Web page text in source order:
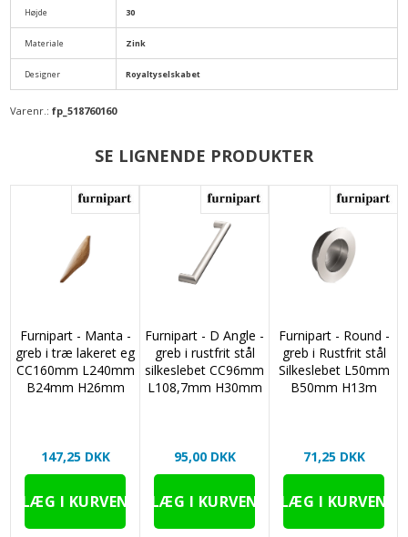
Højde 30
Materiale Zink
Designer Royaltyselskabet
Varenr.:fp_518760160
SE LIGNENDE PRODUKTER
Furnipart - Manta -
greb i træ lakeret eg
CC160mm L240mm
B24mm H26mm
147,25 DKK
Furnipart - D Angle -
greb i rustfrit stål
silkeslebet CC96mm
L108,7mm H30mm
95,00 DKK
Furnipart - Round -
greb i Rustfrit stål
Silkeslebet L50mm
B50mm H13m
71,25 DKK